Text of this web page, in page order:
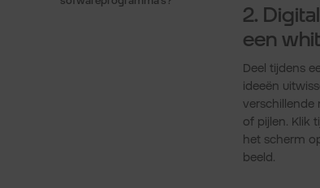
2.
een
Deel tijdens
ideeën
verschillende
of pijlen. Klik
het scherm
beeld.